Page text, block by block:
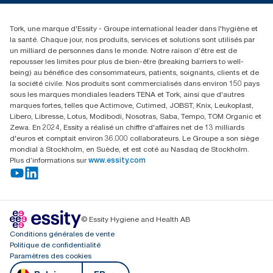
Réclamation pour distributeurs
02 766 05 30
Essity Belgium NV
Berkenlaan 8B
1831 MACHELEN
Tork, une marque d'Essity - Groupe international leader dans l'hygiène et
la santé. Chaque jour, nos produits, services et solutions sont utilisés par
un milliard de personnes dans le monde. Notre raison d’être est de
repousser les limites pour plus de bien-être (breaking barriers to well-
being) au bénéfice des consommateurs, patients, soignants, clients et de
la société civile. Nos produits sont commercialisés dans environ 150 pays
sous les marques mondiales leaders TENA et Tork, ainsi que d'autres
marques fortes, telles que Actimove, Cutimed, JOBST, Knix, Leukoplast,
Libero, Libresse, Lotus, Modibodi, Nosotras, Saba, Tempo, TOM Organic et
Zewa. En 2024, Essity a réalisé un chiffre d'affaires net de 13 milliards
d'euros et comptait environ 36.000 collaborateurs. Le Groupe a son siège
mondial à Stockholm, en Suède, et est coté au Nasdaq de Stockholm.
Plus d’informations sur www.essity.com
© Essity Hygiene and Health AB
Conditions générales de vente
Politique de confidentialité
Paramètres des cookies